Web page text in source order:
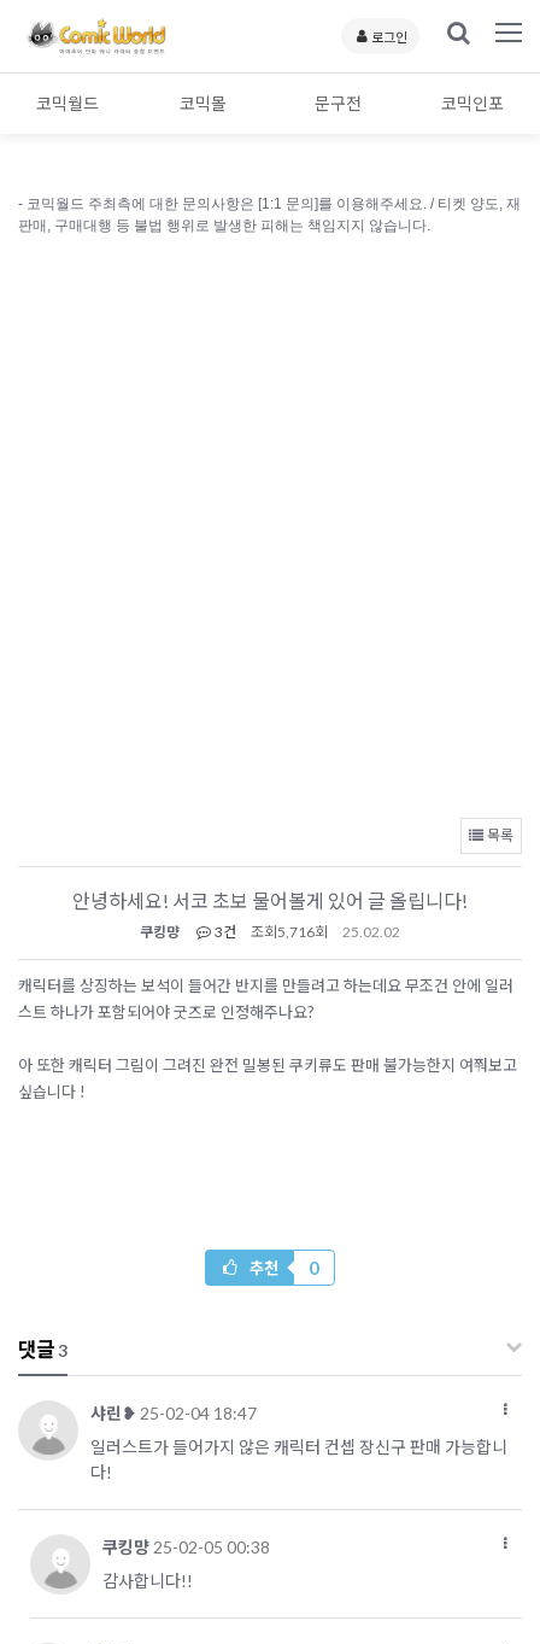
로그인
코믹월드 코믹몰 문구전 코믹인포
- 코믹월드 주최측에 대한 문의사항은 [1:1 문의]를 이용해주세요. / 티켓 양도, 재
판매, 구매대행 등 불법 행위로 발생한 피해는 책임지지 않습니다.
목록
안녕하세요! 서코 초보 물어볼게 있어 글 올립니다!
쿠킹먕 3건 조회 5,716회 25.02.02
캐릭터를 상징하는 보석이 들어간 반지를 만들려고 하는데요 무조건 안에 일러
스트 하나가 포함되어야 굿즈로 인정해주나요?
아 또한 캐릭터 그림이 그려진 완전 밀봉된 쿠키류도 판매 불가능한지 여쭤보고
싶습니다 !
추천 0
댓글3
샤린❥ 25-02-04 18:47
일러스트가 들어가지 않은 캐릭터 컨셉 장신구 판매 가능합니
다!
쿠킹먕 25-02-05 00:38
감사합니다!!